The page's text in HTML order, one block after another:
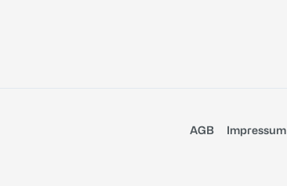
AGB Impressum